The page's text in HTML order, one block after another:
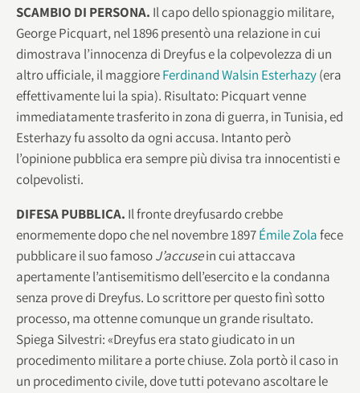
SCAMBIO DI PERSONA. Il capo dello spionaggio militare,
George Picquart, nel 1896 presentò una relazione in cui
dimostrava l’innocenza di Dreyfus e la colpevolezza di un
altro ufficiale, il maggioreFerdinand Walsin Esterhazy(era
effettivamente lui la spia). Risultato: Picquart venne
immediatamente trasferito in zona di guerra, in Tunisia, ed
Esterhazy fu assolto da ogni accusa. Intanto però
l’opinione pubblica era sempre più divisa tra innocentisti e
colpevolisti.
DIFESA PUBBLICA. Il fronte dreyfusardo crebbe
enormemente dopo che nel novembre 1897Émile Zolafece
pubblicare il suo famosoJ’accusein cui attaccava
apertamente l’antisemitismo dell’esercito e la condanna
senza prove di Dreyfus. Lo scrittore per questo finì sotto
processo, ma ottenne comunque un grande risultato.
Spiega Silvestri: «Dreyfus era stato giudicato in un
procedimento militare a porte chiuse. Zola portò il caso in
un procedimento civile, dove tutti potevano ascoltare le